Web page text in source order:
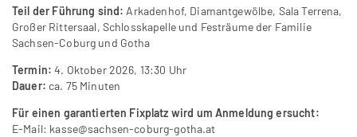
Teil der Führung sind:Arkadenhof, Diamantgewölbe, Sala Terrena,
Großer Rittersaal, Schlosskapelle und Festräume der Familie
Sachsen-Coburg und Gotha
Termin: 4. Oktober 2026, 13:30 Uhr
Dauer: ca. 75 Minuten
Für einen garantierten Fixplatz wird um Anmeldung ersucht:
E-Mail: kasse@sachsen-coburg-gotha.at